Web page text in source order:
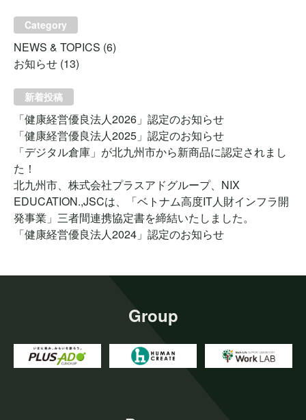
Category
NEWS & TOPICS (6)
お知らせ (13)
新着投稿
「健康経営優良法人2026」認定のお知らせ
「健康経営優良法人2025」認定のお知らせ
「デジタル倉庫」が北九州市から新商品に認定されまし
た！
北九州市、株式会社プラスアドグループ、NIX
EDUCATION.,JSCは、「ベトナム高度IT人財インフラ開
発事業」三者間連携協定書を締結いたしました。
「健康経営優良法人2024」認定のお知らせ
Group